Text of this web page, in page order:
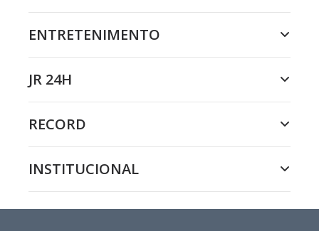
ENTRETENIMENTO
JR 24H
RECORD
INSTITUCIONAL